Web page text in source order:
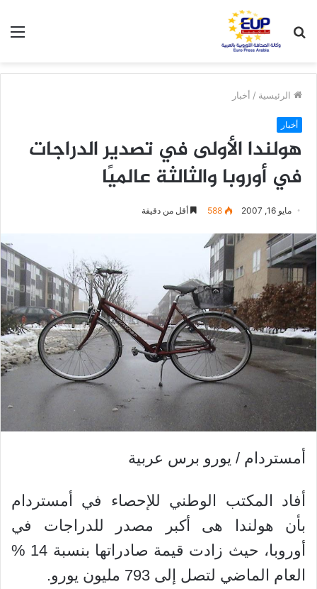
عن
الرئيسية / أخبار
أخبار
هولندا الأولى في تصدير الدراجات
في أوروبا والثالثة عالميًا
مايو 16, 2007 588 أقل من دقيقة
أمستردام / يورو برس عربية
أفاد المكتب الوطني للإحصاء في أمستردام
بأن هولندا هى أكبر مصدر للدراجات في
أوروبا، حيث زادت قيمة صادراتها بنسبة 14 %
العام الماضي لتصل إلى 793 مليون يورو.